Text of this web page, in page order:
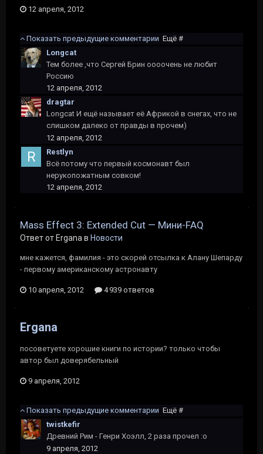
12 апреля, 2012
Показать предыдущие комментарии Ещё #
Longcat
Тем более ,что Сергей Брин оооочень не любит
Россию
12 апреля, 2012
dragtar
Longcat И ещё называет её Африкой в снегах, что не
слишком далеко от правды в прочем)
12 апреля, 2012
Restlyn
Всё потому что первый космонавт был
нерукопожатным совком!
12 апреля, 2012
Mass Effect 3: Extended Cut — Мини-FAQ
Ответ от Ergana в Новости
мне кажется, фамилия - это скорей отсылка к Алану Шепарду
- первому американскому астронавту
10 апреля, 2012 4 939 ответов
Ergana
посоветуете хорошие книги по истории? только чтобы
автор был доверябельный
9 апреля, 2012
Показать предыдущие комментарии Ещё #
twistkefir
Древний Рим - Генри Хоэлл, 2 раза прочел :о
9 апреля, 2012